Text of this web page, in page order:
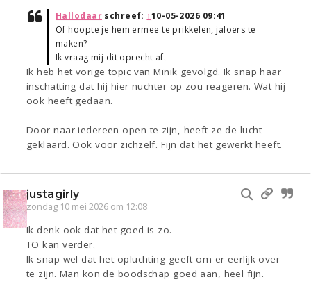
Hallodaarschreef: ↑10-05-2026 09:41
Of hoopte je hem ermee te prikkelen, jaloers te
maken?
Ik vraag mij dit oprecht af.
Ik heb het vorige topic van Minik gevolgd. Ik snap haar
inschatting dat hij hier nuchter op zou reageren. Wat hij
ook heeft gedaan.
Door naar iedereen open te zijn, heeft ze de lucht
geklaard. Ook voor zichzelf. Fijn dat het gewerkt heeft.
justagirly
zondag 10 mei 2026 om 12:08
Ik denk ook dat het goed is zo.
TO kan verder.
Ik snap wel dat het opluchting geeft om er eerlijk over
te zijn. Man kon de boodschap goed aan, heel fijn.